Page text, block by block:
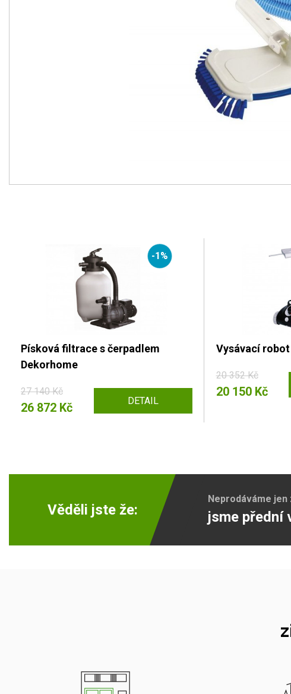
-1%
Písková filtrace s čerpadlem
Dekorhome
27 140 Kč
26 872 Kč DETAIL
Vysávací
20 352 Kč
20 150 Kč
Věděli jste že:
Neprodáváme jen
jsme přední